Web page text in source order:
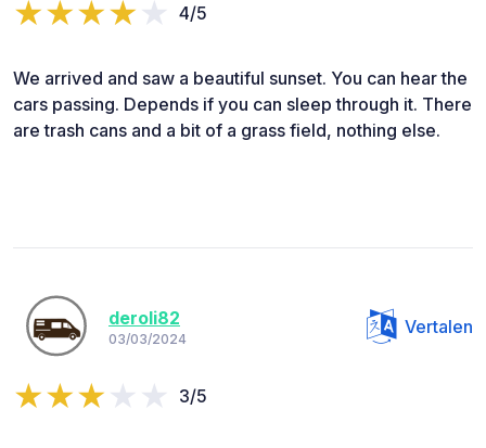
4/5
We arrived and saw a beautiful sunset. You can hear the
cars passing. Depends if you can sleep through it. There
are trash cans and a bit of a grass field, nothing else.
deroli82
03/03/2024
Vertalen
3/5